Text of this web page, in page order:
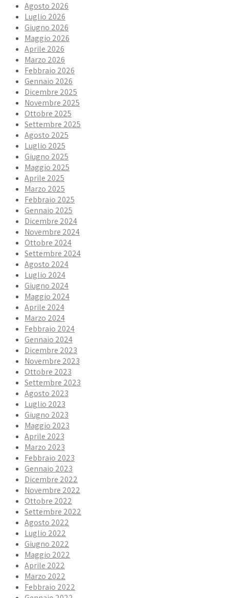
Agosto 2026
Luglio 2026
Giugno 2026
Maggio 2026
Aprile 2026
Marzo 2026
Febbraio 2026
Gennaio 2026
Dicembre 2025
Novembre 2025
Ottobre 2025
Settembre 2025
Agosto 2025
Luglio 2025
Giugno 2025
Maggio 2025
Aprile 2025
Marzo 2025
Febbraio 2025
Gennaio 2025
Dicembre 2024
Novembre 2024
Ottobre 2024
Settembre 2024
Agosto 2024
Luglio 2024
Giugno 2024
Maggio 2024
Aprile 2024
Marzo 2024
Febbraio 2024
Gennaio 2024
Dicembre 2023
Novembre 2023
Ottobre 2023
Settembre 2023
Agosto 2023
Luglio 2023
Giugno 2023
Maggio 2023
Aprile 2023
Marzo 2023
Febbraio 2023
Gennaio 2023
Dicembre 2022
Novembre 2022
Ottobre 2022
Settembre 2022
Agosto 2022
Luglio 2022
Giugno 2022
Maggio 2022
Aprile 2022
Marzo 2022
Febbraio 2022